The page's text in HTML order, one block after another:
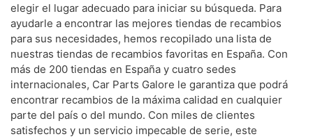
elegir el lugar adecuado para iniciar su búsqueda. Para
ayudarle a encontrar las mejores tiendas de recambios
para sus necesidades, hemos recopilado una lista de
nuestras tiendas de recambios favoritas en España. Con
más de 200 tiendas en España y cuatro sedes
internacionales, Car Parts Galore le garantiza que podrá
encontrar recambios de la máxima calidad en cualquier
parte del país o del mundo. Con miles de clientes
satisfechos y un servicio impecable de serie, este